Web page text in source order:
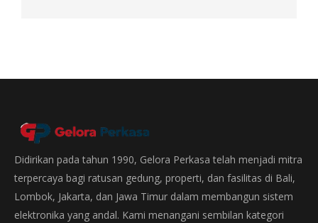
Didirikan pada tahun 1990, Gelora Perkasa telah menjadi mitra
terpercaya bagi ratusan gedung, properti, dan fasilitas di Bali,
Lombok, Jakarta, dan Jawa Timur dalam membangun sistem
elektronika yang andal. Kami menangani sembilan kategori